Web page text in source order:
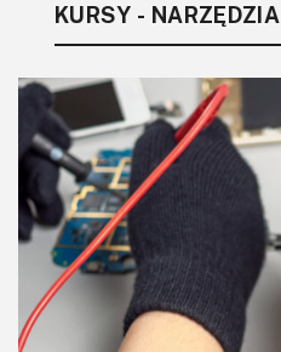
Czytelnia
Dla Ciebie
KITy AVT
Kontakt
Newsletter
Magazyny
KURSY - NARZĘDZIA